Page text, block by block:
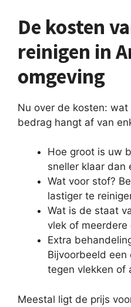
De kosten
reinigen in
omgeving
Nu over de kosten:
bedrag hangt af van
Hoe groot is uw
sneller klaar dan
Wat voor stof?
lastiger te
Wat is de staat
vlek of meerdere
Extra
Bijvoorbeeld een
tegen vlekken of
Meestal ligt de prijs